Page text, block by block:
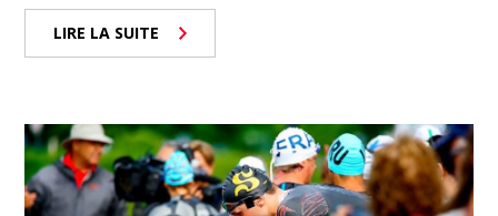
LIRE LA SUITE